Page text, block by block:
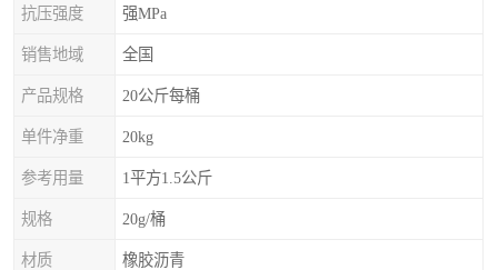
抗压强度 强MPa
销售地域 全国
产品规格 20公斤每桶
单件净重 20kg
参考用量 1平方1.5公斤
规格 20g/桶
材质 橡胶沥青